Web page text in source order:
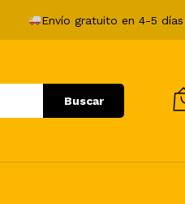
Envío gratuito en 4-5
Buscar
112,99€